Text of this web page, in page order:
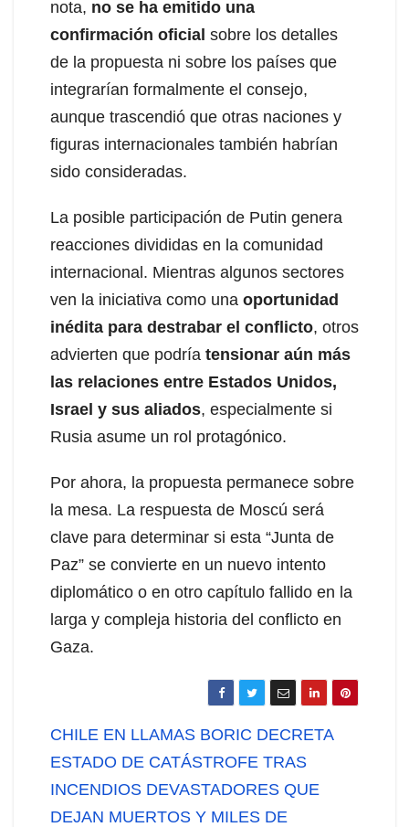
nota, no se ha emitido una
confirmación oficial sobre los detalles
de la propuesta ni sobre los países que
integrarían formalmente el consejo,
aunque trascendió que otras naciones y
figuras internacionales también habrían
sido consideradas.
La posible participación de Putin genera
reacciones divididas en la comunidad
internacional. Mientras algunos sectores
ven la iniciativa como una oportunidad
inédita para destrabar el conflicto, otros
advierten que podría tensionar aún más
las relaciones entre Estados Unidos,
Israel y sus aliados, especialmente si
Rusia asume un rol protagónico.
Por ahora, la propuesta permanece sobre
la mesa. La respuesta de Moscú será
clave para determinar si esta “Junta de
Paz” se convierte en un nuevo intento
diplomático o en otro capítulo fallido en la
larga y compleja historia del conflicto en
Gaza.
Navegación
de
entradas
CHILE EN LLAMAS BORIC DECRETA
ESTADO DE CATÁSTROFE TRAS
INCENDIOS DEVASTADORES QUE
DEJAN MUERTOS Y MILES DE